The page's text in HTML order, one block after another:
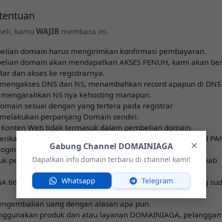
×
Gabung Channel DOMAINIAGA
Dapatkan info domain terbaru di channel kami!
Whatsapp Telegram
kamu WAJIB membaca ini.
domain harus mengirimkan konfirmasi pembayaran.
domain akan mendapatkan AKSES PENUH, kami akan
dan akses ke registrarnya.
DNS dan NS, menambahkan record apapun di DNS
NS nya kehosting manapun.
sesuai dengan yang tertera pada registrar
perpanjang Domain sendiri.
Web tidak termasuk dalam pembelian domain.
Garansi apabila domain ternyata belum di approved
ke GMAIL atau ke REGISTRAR
penggunaan domain sepenuhnya menjadi tanggung jawab
tidak bertanggung jawab atas penggunaan domain yang
uang dengan alasan apa pun.
produk dan atau layanan DOMAINIAGA, pelanggan